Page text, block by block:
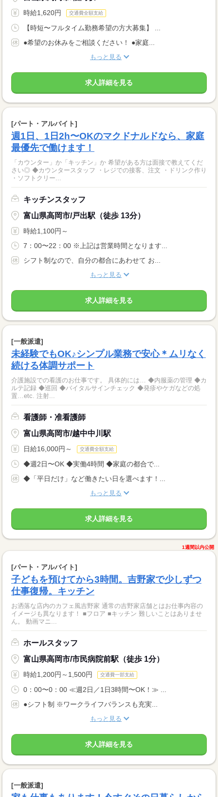
時給1,620円 交通費全額支給
【時短〜フルタイム勤務希望の方大募集】 ...
●希望のお休みをご相談ください！ ●家庭...
もっと見る
求人詳細を見る
[パート・アルバイト]
週1日、1日2h〜OKのマクドナルドなら、家庭
最優先で働けます！
「カウンター」か「キッチン」か 希望がある方は面接で教えてくだ
さい◎ ◆カウンタースタッフ ・レジでの接客、注文 ・ドリンク作り
・ソフトクリー...
キッチンスタッフ
富山県高岡市/戸出駅（徒歩 13分）
時給1,100円～
7：00〜22：00 ※上記は営業時間となります...
シフト制なので、自分の都合にあわせて お...
もっと見る
求人詳細を見る
[一般派遣]
未経験でもOK♪シンプル業務で安心＊ムリなく
続ける体調サポート
介護施設での看護のお仕事です。 具体的には… ◆内服薬の管理 ◆カ
ルテ記録 ◆巡回 ◆バイタルサインチェック ◆発疹やケガなどの処
置…etc. 注射...
看護師・准看護師
富山県高岡市/越中中川駅
日給16,000円～ 交通費全額支給
◆週2日〜OK ◆実働4時間 ◆家庭の都合で...
◆「平日だけ」など働きたい日を選べます！...
もっと見る
求人詳細を見る
1週間以内公開
[パート・アルバイト]
子どもを預けてから3時間。吉野家で少しずつ
仕事復帰。キッチン
お洒落な店内のカフェ風吉野家 通常の吉野家店舗とはお仕事内容の
イメージも異なります！ ■フロア ■キッチン 難しいことはありませ
ん。 動画マニ...
ホールスタッフ
富山県高岡市/市民病院前駅（徒歩 1分）
時給1,200円～1,500円 交通費一部支給
0：00〜0：00 ≪週2日／1日3時間〜OK！≫ ...
●シフト制 ※ワークライフバランスも充実...
もっと見る
求人詳細を見る
[一般派遣]